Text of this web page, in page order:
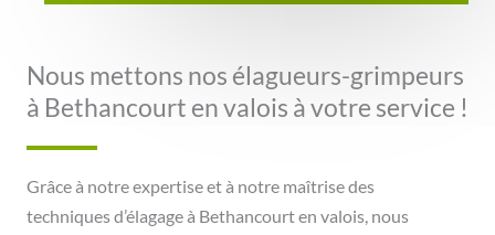
Nous mettons nos élagueurs-grimpeurs
à Bethancourt en valois à votre service !
Grâce à notre expertise et à notre maîtrise des
techniques d’élagage à Bethancourt en valois, nous